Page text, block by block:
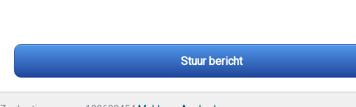
Stuur bericht